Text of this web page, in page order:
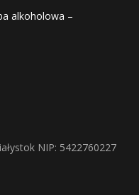
alkoholowa –
NIP: 5422760227